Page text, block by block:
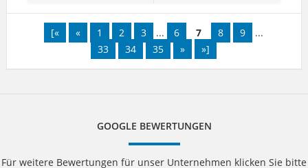
[« « 1 2 3 ... 6 7 8 9
...
33
34 35 » »]
GOOGLE BEWERTUNGEN
Für weitere Bewertungen für unser Unternehmen klicken Sie bitte